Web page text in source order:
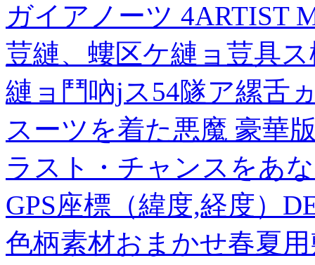
ガイアノーツ 4ARTIST
荳縺、螻区ケ縺ョ荳具
縺ョ鬥吶jス54隧ア縲舌
スーツを着た悪魔 豪華
ラスト・チャンスをあ
GPS座標（緯度,経度）
色柄素材おまかせ春夏